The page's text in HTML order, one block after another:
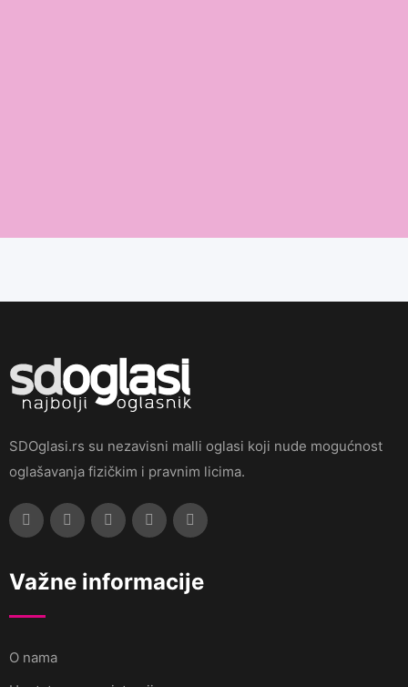
SDOglasi.rs su nezavisni malli oglasi koji nude mogućnost
oglašavanja fizičkim i pravnim licima.
Važne informacije
O nama